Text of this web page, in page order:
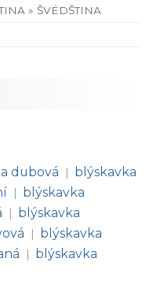
» ŠVÉDŠTINA
dubová | blýskavka
| blýskavka
| blýskavka
| blýskavka
| blýskavka